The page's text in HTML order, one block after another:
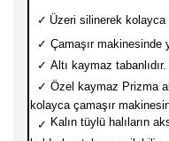
✓ Üzeri silinerek
✓ Çamaşır makinesinde
✓ Altı kaymaz tabanlıdır.
✓ Özel kaymaz Prizma
kolayca çamaşır
✓ Kalın tüylü halıların